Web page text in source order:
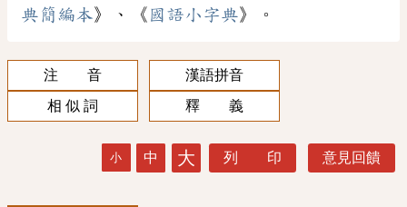
典簡編本》、《 國語小字典》。
注 音
漢語拼音
相 似 詞
釋 義
小 中 大 列 印 意見回饋